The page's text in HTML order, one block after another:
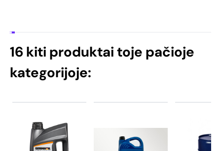
16 kiti produktai toje pačioje
kategorijoje: